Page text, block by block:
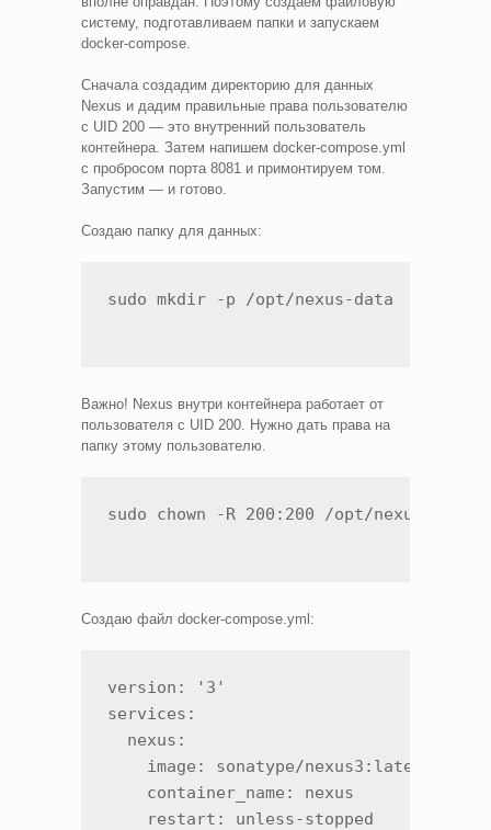
систему, подготавливаем папки и запускаем
docker-compose.
Сначала создадим директорию для данных
Nexus и дадим правильные права пользователю
с UID 200 — это внутренний пользователь
контейнера. Затем напишем docker-compose.yml
с пробросом порта 8081 и примонтируем том.
Запустим — и готово.
Создаю папку для данных:
sudo mkdir -p /opt/nexus-data
Важно! Nexus внутри контейнера работает от
пользователя с UID 200. Нужно дать права на
папку этому пользователю.
sudo chown -R 200:200 /opt/nexus-data
Создаю файл docker-compose.yml:
version: '3'
services:
  nexus:
    image: sonatype/nexus3:latest
    container_name: nexus
    restart: unless-stopped